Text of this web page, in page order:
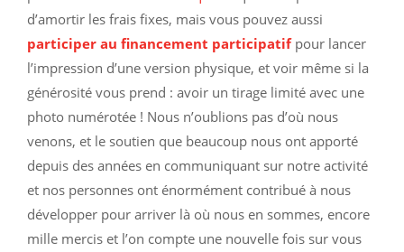
d’amortir les frais fixes, mais vous pouvez aussi
participer au financement participatifpour lancer
l’impression d’une version physique, et voir même si la
générosité vous prend : avoir un tirage limité avec une
photo numérotée ! Nous n’oublions pas d’où nous
venons, et le soutien que beaucoup nous ont apporté
depuis des années en communiquant sur notre activité
et nos personnes ont énormément contribué à nous
développer pour arriver là où nous en sommes, encore
mille mercis et l’on compte une nouvelle fois sur vous